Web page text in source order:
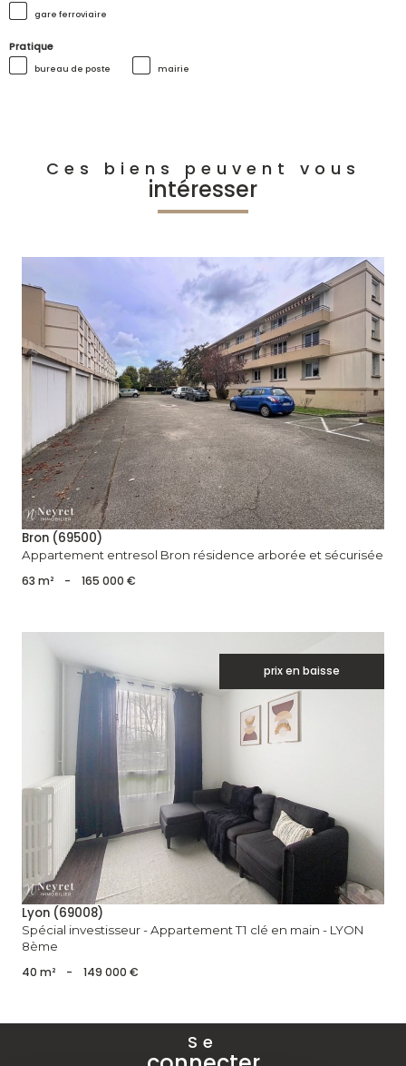
gare ferroviaire
Pratique
bureau de poste mairie
Ces biens peuvent vous
intéresser
voir le bien
Bron (69500)
Appartement entresol Bron résidence arborée et sécurisée
63 m² - 165 000 €
prix en baisse
voir le bien
Lyon (69008)
Spécial investisseur - Appartement T1 clé en main - LYON
8ème
40 m² - 149 000 €
Se